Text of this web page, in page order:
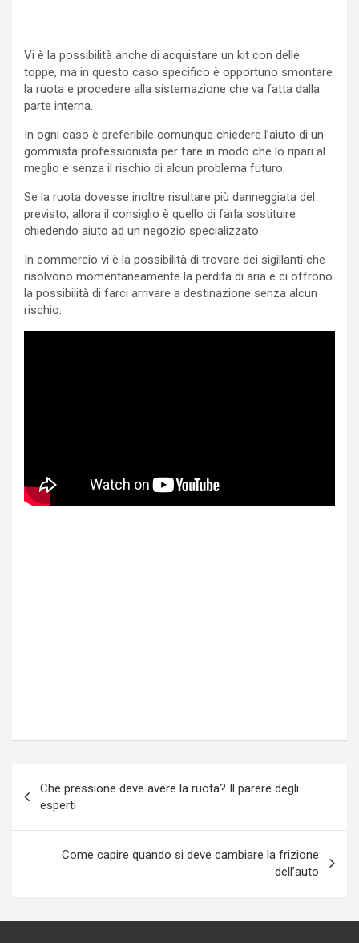
Vi è la possibilità anche di acquistare un kit con delle
toppe, ma in questo caso specifico è opportuno smontare
la ruota e procedere alla sistemazione che va fatta dalla
parte interna.
In ogni caso è preferibile comunque chiedere l’aiuto di un
gommista professionista per fare in modo che lo ripari al
meglio e senza il rischio di alcun problema futuro.
Se la ruota dovesse inoltre risultare più danneggiata del
previsto, allora il consiglio è quello di farla sostituire
chiedendo aiuto ad un negozio specializzato.
In commercio vi è la possibilità di trovare dei sigillanti che
risolvono momentaneamente la perdita di aria e ci offrono
la possibilità di farci arrivare a destinazione senza alcun
rischio.
articoli
Che pressione deve avere la ruota? Il parere degli
esperti
Come capire quando si deve cambiare la frizione
dell’auto